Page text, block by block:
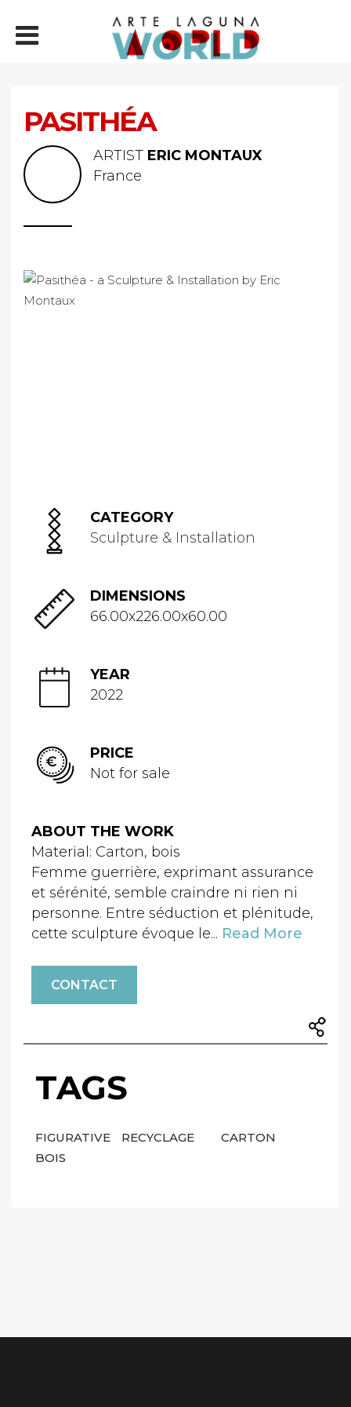
PASITHÉA
ARTIST ERIC MONTAUX
France
CATEGORY
Sculpture & Installation
DIMENSIONS
66.00x226.00x60.00
YEAR
2022
PRICE
Not for sale
ABOUT THE WORK
Material: Carton, bois
Femme guerrière, exprimant assurance
et sérénité, semble craindre ni rien ni
personne. Entre séduction et plénitude,
cette sculpture évoque le... Read More
CONTACT
TAGS
FIGURATIVE RECYCLAGE
CARTON
BOIS